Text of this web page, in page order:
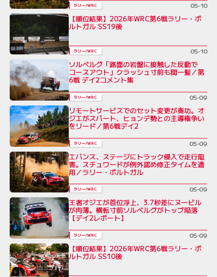
ラリー/WRC 05-10
【順位結果】2026年WRC第6戦ラリー・ポ
ルトガル SS19後
ラリー/WRC 05-10
ソルベルグ「路面の岩盤に接触した反動で
コースアウト」クラッシュ寸前も間一髪／第
6戦 デイ2コメント集
ラリー/WRC 05-09
リモートサービスでのセット変更が奏功。オ
ジエがスパート、ヒョンデ勢との主導権争い
をリード／第6戦デイ2
ラリー/WRC 05-09
エバンス、ステージにトラック侵入で走行阻
害。スチュワードが例外認め修正タイムを適
用／ラリー・ポルトガル
ラリー/WRC 05-09
王者オジエが首位浮上、3.7秒差にヌービル
が肉薄。横転寸前ソルベルグがトップ陥落
【デイ2レポート】
ラリー/WRC 05-09
【順位結果】2026年WRC第6戦ラリー・ポ
ルトガル SS10後